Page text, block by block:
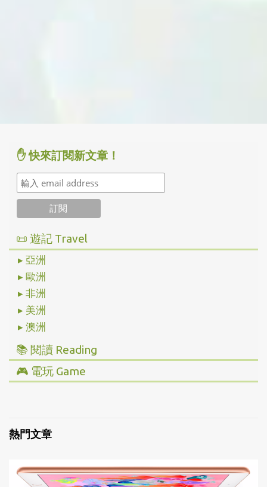
✋ 快來訂閱新文章！
📜 遊記 Travel
▸ 亞洲
▸ 歐洲
▸ 非洲
▸ 美洲
▸ 澳洲
📚 閱讀 Reading
▸ 投資理財
▸ 藝術設計
🎮 電玩 Game
熱門文章